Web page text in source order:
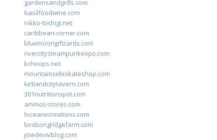
gardensandgrills.com
basilfoodwine.com
nikko-tochigi.net
caribbean-corner.com
bluemoongiftcards.com
rivercitysteampunkexpo.com
kchoops.net
mountainsideskateshop.com
kirtlandcitytavern.com
301nutritionspot.com
ammos-stores.com
loceanecreations.com
birdsongridgefarm.com
joiedevivblog.com